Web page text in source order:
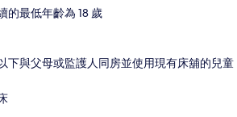
的最低年齡為 18 歲
下與父母或監護人同房並使用現有床舖的兒童